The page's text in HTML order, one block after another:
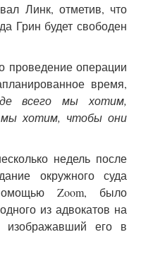
Линк, отметив, что
Грин будет свободен
проведение операции
время,
всего мы хотим,
хотим, чтобы они
недель после
окружного суда
Zoom, было
из адвокатов на
изображавший его в